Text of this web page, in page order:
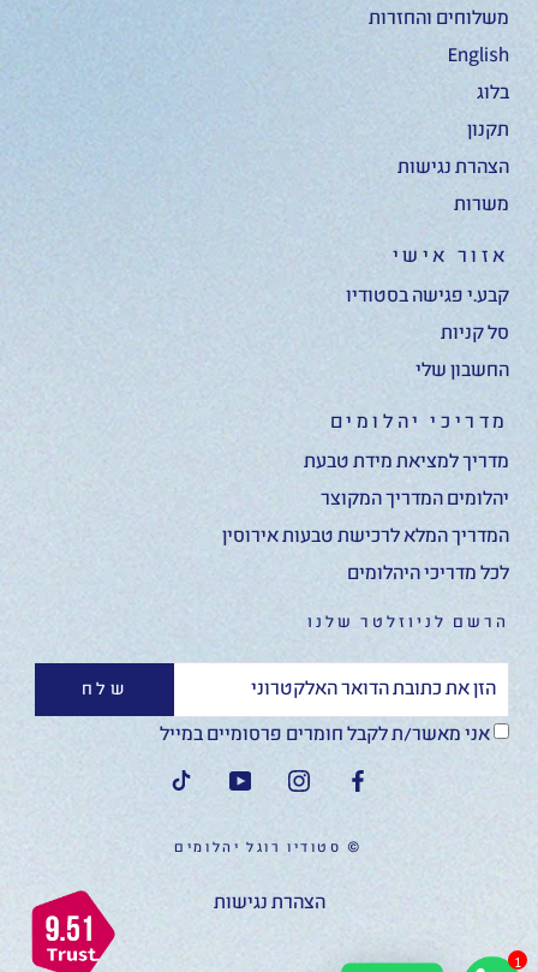
משלוחים והחזרות
English
בלוג
תקנון
הצהרת נגישות
משרות
אזור אישי
קבע.י פגישה בסטודיו
סל קניות
החשבון שלי
מדריכי יהלומים
מדריך למציאת מידת טבעת
יהלומים המדריך המקוצר
המדריך המלא לרכישת טבעות אירוסין
לכל מדריכי היהלומים
הרשם לניוזלטר שלנו
שלח
אני מאשר/ת לקבל חומרים פרסומיים במייל
© סטודיו רוגל יהלומים
הצהרת נגישות
1